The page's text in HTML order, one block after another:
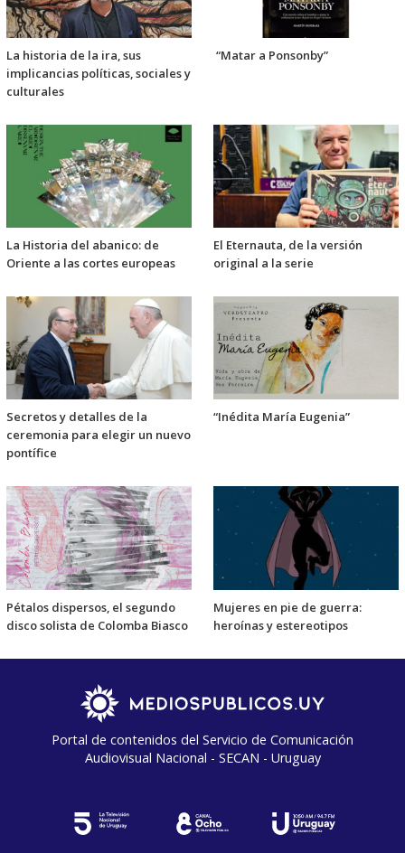
La historia de la ira, sus
implicancias políticas, sociales y
culturales
“Matar a Ponsonby”
La Historia del abanico: de
Oriente a las cortes europeas
El Eternauta, de la versión
original a la serie
Secretos y detalles de la
ceremonia para elegir un nuevo
pontífice
“Inédita María Eugenia”
Pétalos dispersos, el segundo
disco solista de Colomba Biasco
Mujeres en pie de guerra:
heroínas y estereotipos
Portal de contenidos del Servicio de Comunicación
Audiovisual Nacional - SECAN - Uruguay